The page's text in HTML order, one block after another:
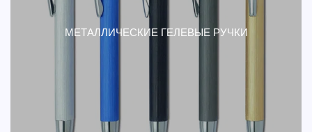
МЕТАЛЛИЧЕСКИЕ ГЕЛЕВЫЕ РУЧКИ